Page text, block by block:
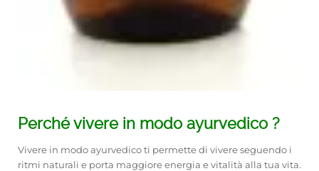
Perché vivere in modo ayurvedico ?
Vivere in modo ayurvedico ti permette di vivere seguendo i
ritmi naturali e porta maggiore energia e vitalità alla tua vita.